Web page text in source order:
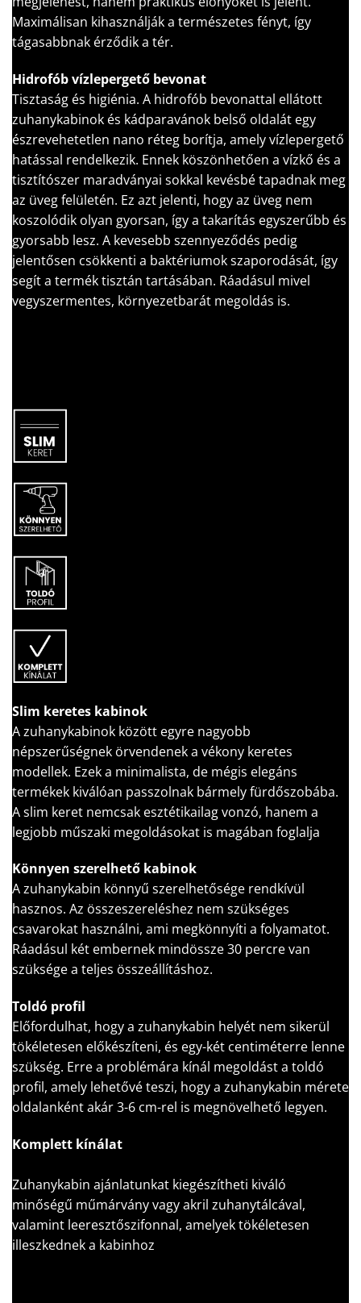
Maximálisan kihasználják a természetes fényt, így
tágasabbnak érződik a tér.
Hidrofób vízlepergető bevonat
Tisztaság és higiénia. A hidrofób bevonattal ellátott
zuhanykabinok és kádparavánok belső oldalát egy
észrevehetetlen nano réteg borítja, amely vízlepergető
hatással rendelkezik. Ennek köszönhetően a vízkő és a
tisztítószer maradványai sokkal kevésbé tapadnak meg
az üveg felületén. Ez azt jelenti, hogy az üveg nem
koszolódik olyan gyorsan, így a takarítás egyszerűbb és
gyorsabb lesz. A kevesebb szennyeződés pedig
jelentősen csökkenti a baktériumok szaporodását, így
segít a termék tisztán tartásában. Ráadásul mivel
vegyszermentes, környezetbarát megoldás is.
Slim keretes kabinok
A zuhanykabinok között egyre nagyobb
népszerűségnek örvendenek a vékony keretes
modellek. Ezek a minimalista, de mégis elegáns
termékek kiválóan passzolnak bármely fürdőszobába.
A slim keret nemcsak esztétikailag vonzó, hanem a
legjobb műszaki megoldásokat is magában foglalja
Könnyen szerelhető kabinok
A zuhanykabin könnyű szerelhetősége rendkívül
hasznos. Az összeszereléshez nem szükséges
csavarokat használni, ami megkönnyíti a folyamatot.
Ráadásul két embernek mindössze 30 percre van
szüksége a teljes összeállításhoz.
Toldó profil
Előfordulhat, hogy a zuhanykabin helyét nem sikerül
tökéletesen előkészíteni, és egy-két centiméterre lenne
szükség. Erre a problémára kínál megoldást a toldó
profil, amely lehetővé teszi, hogy a zuhanykabin mérete
oldalanként akár 3-6 cm-rel is megnövelhető legyen.
Komplett kínálat
Zuhanykabin ajánlatunkat kiegészítheti kiváló
minőségű műmárvány vagy akril zuhanytálcával,
valamint leeresztőszifonnal, amelyek tökéletesen
illeszkednek a kabinhoz